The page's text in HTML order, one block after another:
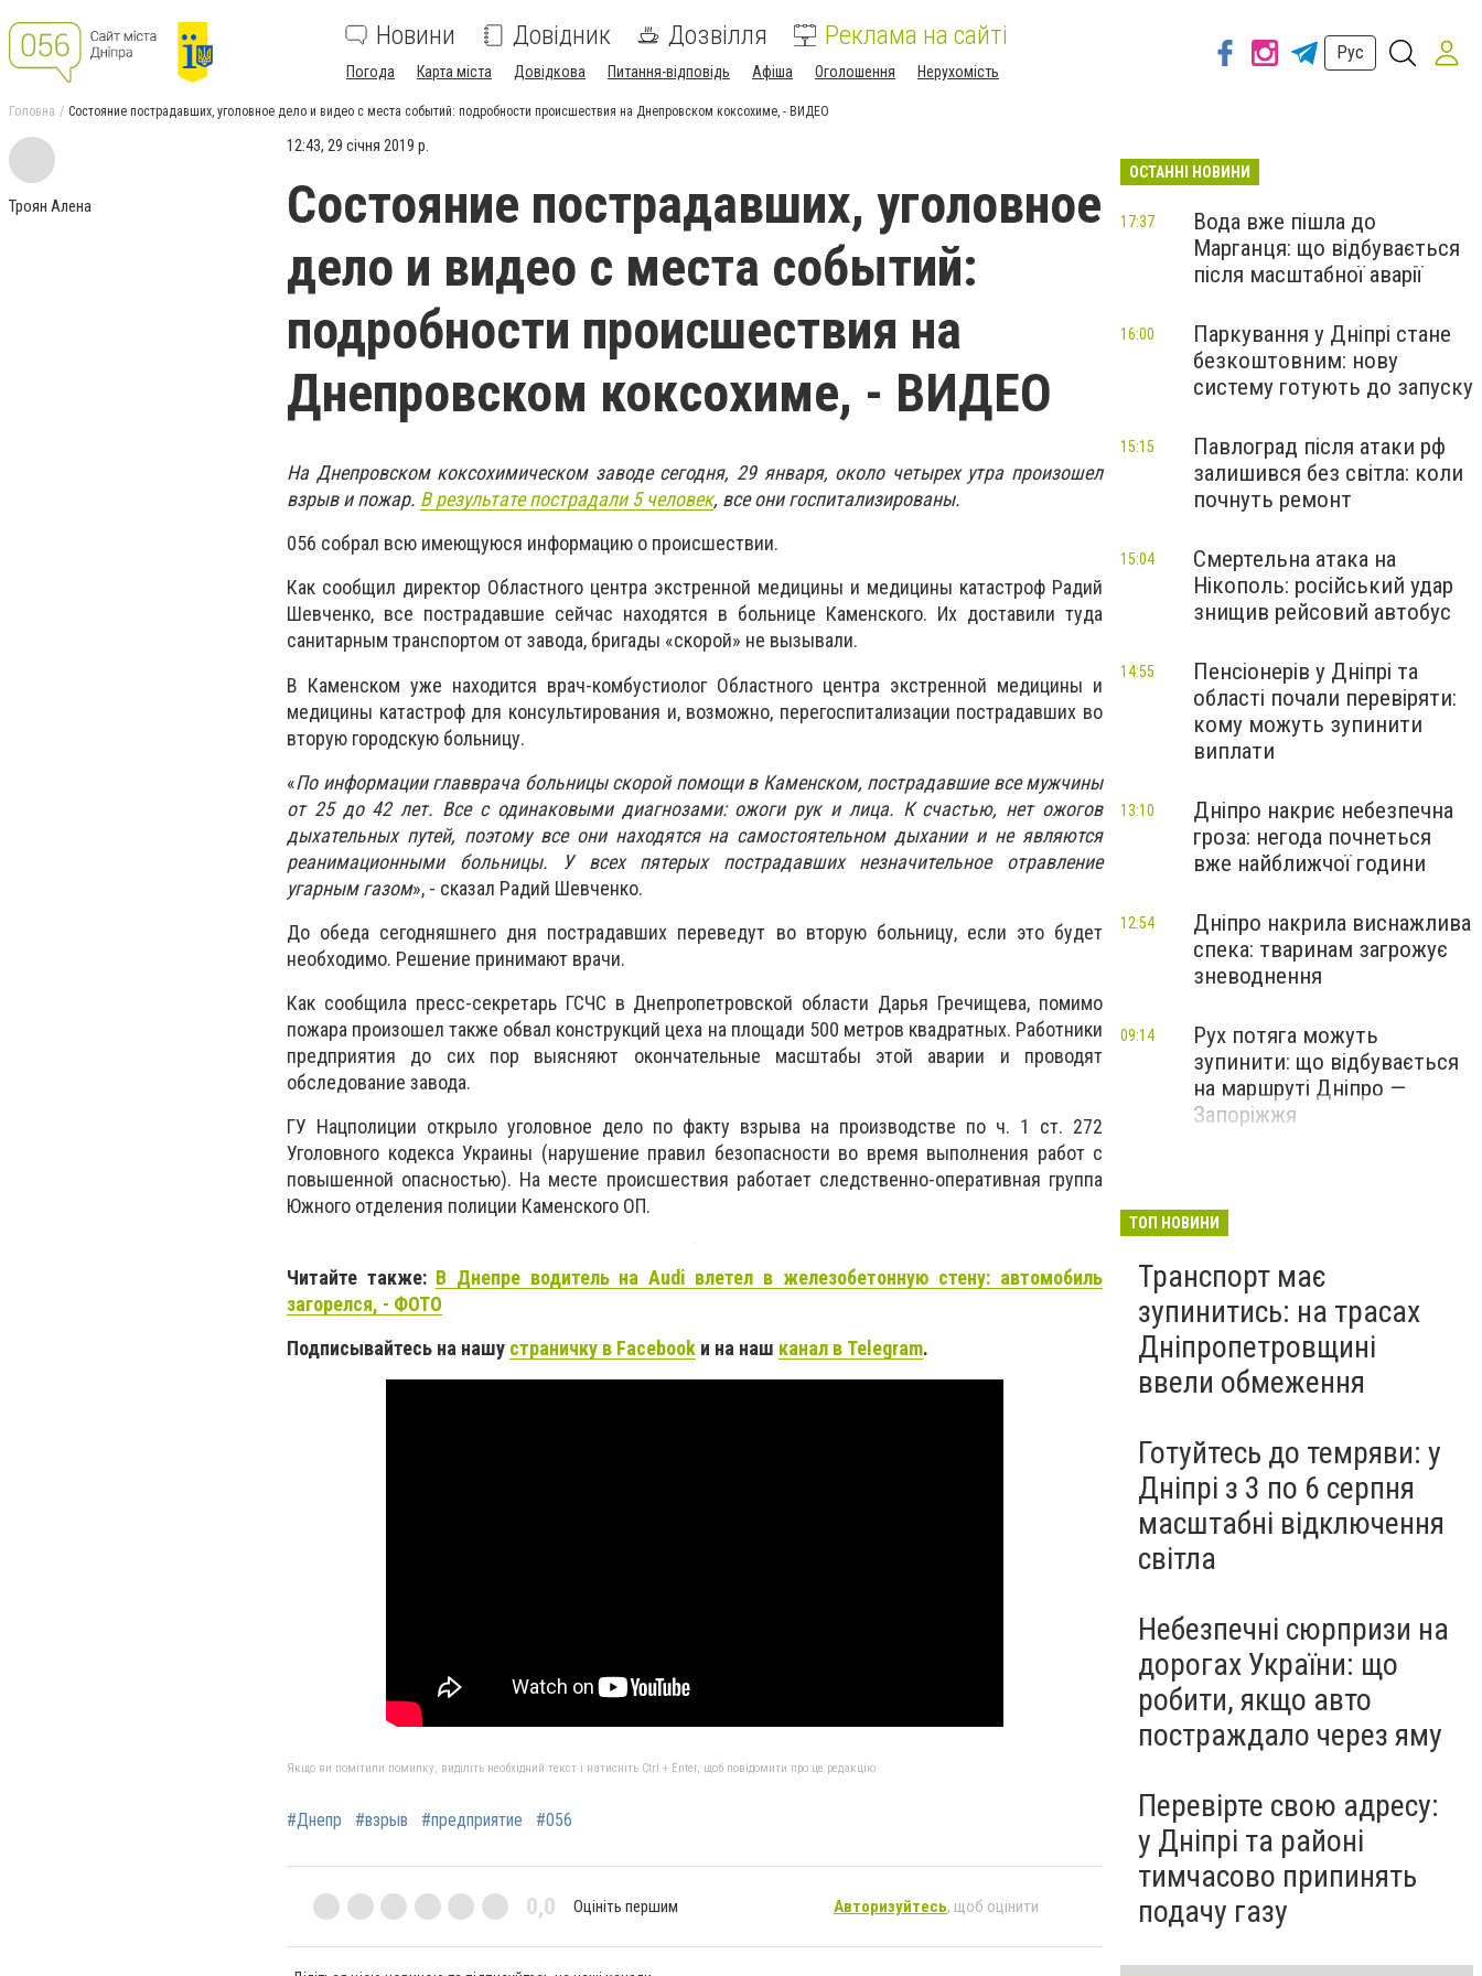
Новини Довідник Дозвілля Реклама на сайті
Погода Карта міста Довідкова Питання-відповідь Афіша Оголошення Нерухомість
Рус
Головна Состояние пострадавших, уголовное дело и видео с места событий: подробности происшествия на Днепровском коксохиме, - ВИДЕО
Троян Алена
12:43, 29 січня 2019 р.
Состояние пострадавших, уголовное
дело и видео с места событий:
подробности происшествия на
Днепровском коксохиме, - ВИДЕО
На Днепровском коксохимическом заводе сегодня, 29 января, около четырех утра произошел
взрыв и пожар. В результате пострадали 5 человек, все они госпитализированы.
056 собрал всю имеющуюся информацию о происшествии.
Как сообщил директор Областного центра экстренной медицины и медицины катастроф Радий
Шевченко, все пострадавшие сейчас находятся в больнице Каменского. Их доставили туда
санитарным транспортом от завода, бригады «скорой» не вызывали.
В Каменском уже находится врач-комбустиолог Областного центра экстренной медицины и
медицины катастроф для консультирования и, возможно, перегоспитализации пострадавших во
вторую городскую больницу.
«По информации главврача больницы скорой помощи в Каменском, пострадавшие все мужчины
от 25 до 42 лет. Все с одинаковыми диагнозами: ожоги рук и лица. К счастью, нет ожогов
дыхательных путей, поэтому все они находятся на самостоятельном дыхании и не являются
реанимационными больницы. У всех пятерых пострадавших незначительное отравление
угарным газом», - сказал Радий Шевченко.
До обеда сегодняшнего дня пострадавших переведут во вторую больницу, если это будет
необходимо. Решение принимают врачи.
Как сообщила пресс-секретарь ГСЧС в Днепропетровской области Дарья Гречищева, помимо
пожара произошел также обвал конструкций цеха на площади 500 метров квадратных. Работники
предприятия до сих пор выясняют окончательные масштабы этой аварии и проводят
обследование завода.
ГУ Нацполиции открыло уголовное дело по факту взрыва на производстве по ч. 1 ст. 272
Уголовного кодекса Украины (нарушение правил безопасности во время выполнения работ с
повышенной опасностью). На месте происшествия работает следственно-оперативная группа
Южного отделения полиции Каменского ОП.
Читайте также: В Днепре водитель на Audi влетел в железобетонную стену: автомобиль
загорелся, - ФОТО
Подписывайтесь на нашу страничку в Facebook и на наш канал в Telegram.
Якщо ви помітили помилку, виділіть необхідний текст і натисніть Ctrl + Enter, щоб повідомити про це редакцію
#Днепр #взрыв #предприятие #056
0,0 Оцініть першим Авторизуйтесь, щоб оцінити
ОСТАННІ НОВИНИ
Вода вже пішла до
Марганця: що відбувається
після масштабної аварії
17:37
Паркування у Дніпрі стане
безкоштовним: нову
систему готують до запуску
16:00
Павлоград після атаки рф
залишився без світла: коли
почнуть ремонт
15:15
Смертельна атака на
Нікополь: російський удар
знищив рейсовий автобус
15:04
Пенсіонерів у Дніпрі та
області почали перевіряти:
кому можуть зупинити
виплати
14:55
Дніпро накриє небезпечна
гроза: негода почнеться
вже найближчої години
13:10
Дніпро накрила виснажлива
спека: тваринам загрожує
зневоднення
12:54
Рух потяга можуть
зупинити: що відбувається
на маршруті Дніпро —
Запоріжжя
09:14
ТОП НОВИНИ
Транспорт має
зупинитись: на трасах
Дніпропетровщині
ввели обмеження
Готуйтесь до темряви: у
Дніпрі з 3 по 6 серпня
масштабні відключення
світла
Небезпечні сюрпризи на
дорогах України: що
робити, якщо авто
постраждало через яму
Перевірте свою адресу:
у Дніпрі та районі
тимчасово припинять
подачу газу